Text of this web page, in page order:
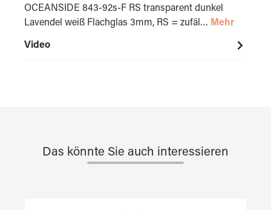
OCEANSIDE 843-92s-F RS transparent dunkel
Lavendel weiß Flachglas 3mm, RS = zufäl… Mehr
Video
Das könnte Sie auch interessieren